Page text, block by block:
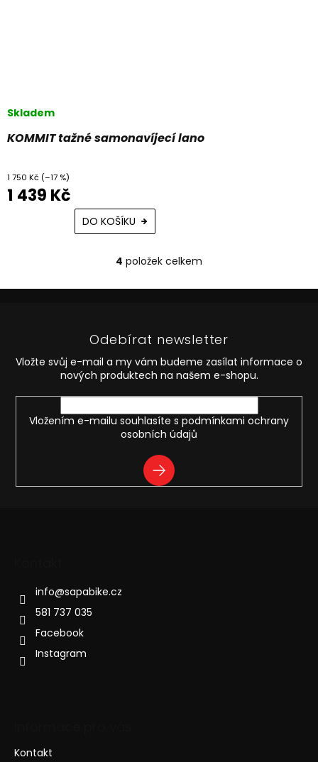
KOMMIT tažné samonavíjecí lano
Skladem
1 750 Kč (–17 %)
1 439 Kč
DO KOŠÍKU
O
l
a
c
í
p
v
k
y
v
ý
p
i
4 položek celkem
Odebírat newsletter
Vložte svůj e-mail a my vám budeme zasílat informace o
nových produktech na našem e-shopu.
Vložením e-mailu souhlasíte s podmínkami ochrany
osobních údajů
PŘIHLÁSIT
SE
info@sapabike.cz
581 737 035
Facebook
Instagram
Kontakt